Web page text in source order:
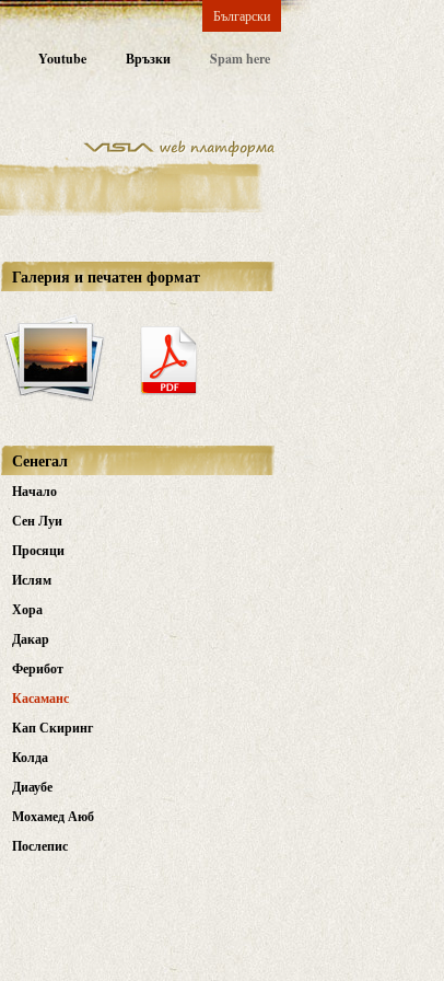
Български
Youtube Връзки Spam here
Галерия и печатен формат
Сенегал
Начало
Сен Луи
Просяци
Ислям
Хора
Дакар
Ферибот
Касаманс
Кап Скиринг
Колда
Диаубе
Мохамед Аюб
Послепис